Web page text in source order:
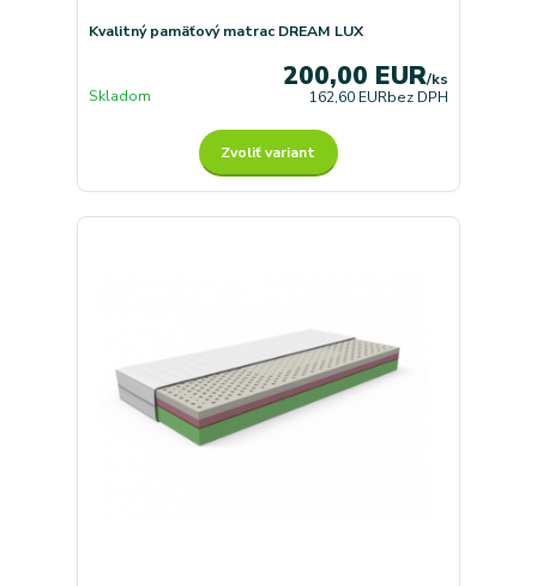
Kvalitný pamäťový matrac DREAM LUX
200,00 EUR/ks
162,60 EURbez DPH
Skladom
Zvoliť variant